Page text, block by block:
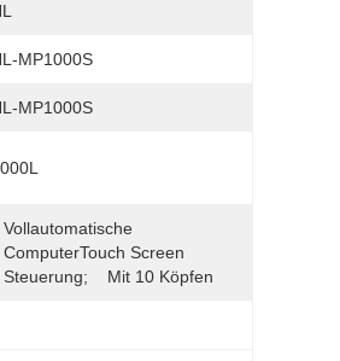
MP1000S
MP1000S
Vollautomatische
ComputerTouch Screen
Steuerung;    Mit 10 Köpfen